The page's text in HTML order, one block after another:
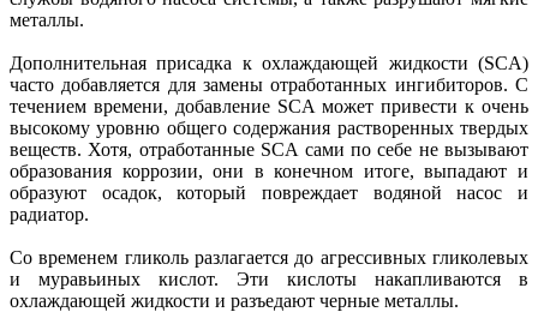
металлы.
Дополнительная присадка к охлаждающей жидкости (SCA)
часто добавляется для замены отработанных ингибиторов. С
течением времени, добавление SCA может привести к очень
высокому уровню общего содержания растворенных твердых
веществ. Хотя, отработанные SCA сами по себе не вызывают
образования коррозии, они в конечном итоге, выпадают и
образуют осадок, который повреждает водяной насос и
радиатор.
Со временем гликоль разлагается до агрессивных гликолевых
и муравьиных кислот. Эти кислоты накапливаются в
охлаждающей жидкости и разъедают черные металлы.